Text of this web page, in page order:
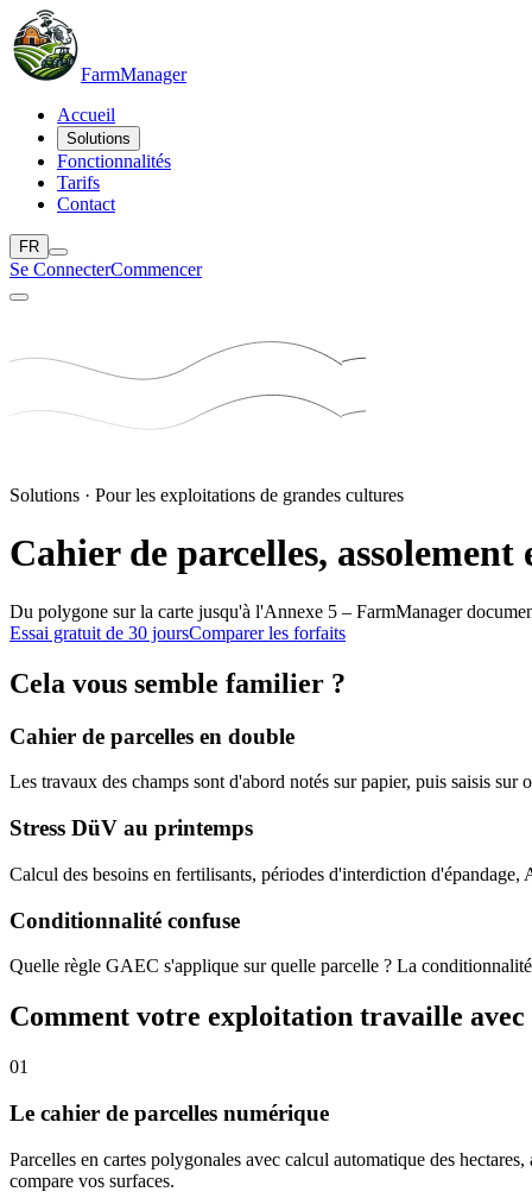
FarmManager
Accueil
Solutions
Fonctionnalités
Tarifs
Contact
FR
Se ConnecterCommencer
Solutions · Pour les exploitations de grandes cultures
Cahier de parcelles,
Du polygone sur la carte jusqu'à l'Annexe 5 – FarmManager
Essai gratuit de 30 joursComparer les forfaits
Cela vous semble familier ?
Cahier de parcelles en double
Les travaux des champs sont d'abord notés sur papier, puis saisis
Stress DüV au printemps
Calcul des besoins en fertilisants, périodes d'interdiction d'épandage,
Conditionnalité confuse
Quelle règle GAEC s'applique sur quelle parcelle ? La
Comment votre exploitation travaille
01
Le cahier de parcelles numérique
Parcelles en cartes polygonales avec calcul automatique des
compare vos surfaces.